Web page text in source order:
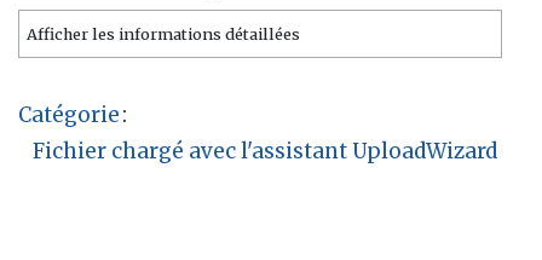
Afficher les informations détaillées
Catégorie:
Fichier chargé avec l'assistant UploadWizard